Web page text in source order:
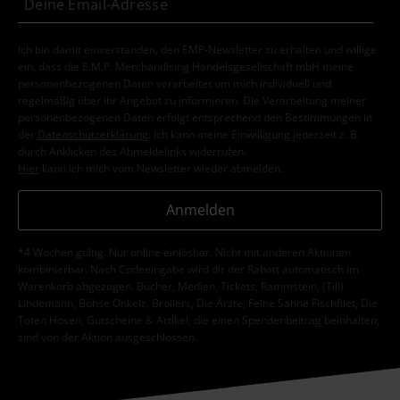
Ich bin damit einverstanden, den EMP-Newsletter zu erhalten und willige
ein, dass die E.M.P. Merchandising Handelsgesellschaft mbH meine
personenbezogenen Daten verarbeitet um mich individuell und
regelmäßig über ihr Angebot zu informieren. Die Verarbeitung meiner
personenbezogenen Daten erfolgt entsprechend den Bestimmungen in
der
Datenschutzerklärung
. Ich kann meine Einwilligung jederzeit z. B.
durch Anklicken des Abmeldelinks widerrufen.
Hier kann ich mich vom Newsletter wieder abmelden.
Anmelden
*4 Wochen gültig. Nur online einlösbar. Nicht mit anderen Aktionen
kombinierbar. Nach Codeeingabe wird dir der Rabatt automatisch im
Warenkorb abgezogen. Bücher, Medien, Tickets, Rammstein, (Till)
Lindemann, Böhse Onkelz, Broilers, Die Ärzte, Feine Sahne Fischfilet, Die
Toten Hosen, Gutscheine & Artikel, die einen Spendenbeitrag beinhalten,
sind von der Aktion ausgeschlossen.